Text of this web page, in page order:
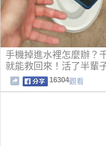
手機掉進水裡怎麼辦？
就能救回來！活了半輩
16304觀看